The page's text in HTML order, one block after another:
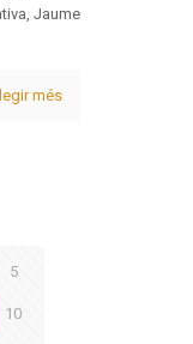
Jaume
més
5
10